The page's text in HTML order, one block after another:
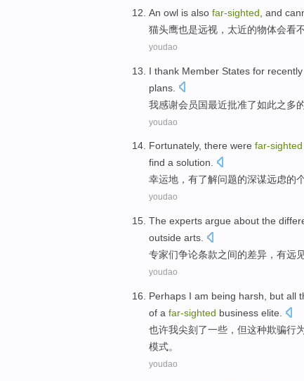
An owl is also far-sighted , and
猫头鹰也是远视 ， 太近的物体会看
youdao
I thank Member States for recently
plans
我感谢会员国最近批准了如此之多
youdao
Fortunately, there were far-sighted
find a solution.
幸运地 ， 有了解问题的深谋远虑的
youdao
The experts argue about the
outside arts
专家们争论条款之间的差异 ， 有远
youdao
Perhaps I am being harsh but all
of a far-sighted business elite
也许我尖刻了一些 ， 但这种欺骗行
模式。
youdao